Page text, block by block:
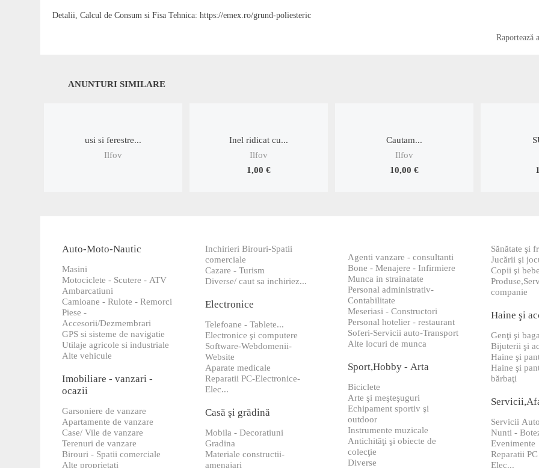
Detalii, Calcul de Consum si Fisa Tehnica: https://emex.ro/grund-poliesteric
Raportează
ANUNTURI SIMILARE
usi si ferestre...
Ilfov
Inel ridicat cu...
Ilfov
1,00 €
Cautam...
Ilfov
10,00 €
Auto-Moto-Nautic
Masini
Motociclete - Scutere - ATV
Ambarcatiuni
Camioane - Rulote - Remorci
Piese -
Accesorii/Dezmembrari
GPS si sisteme de navigatie
Utilaje agricole si industriale
Alte vehicule
Imobiliare - vanzari -
ocazii
Garsoniere de vanzare
Apartamente de vanzare
Case/ Vile de vanzare
Terenuri de vanzare
Birouri - Spatii comerciale
Alte proprietati
Inchirieri Birouri-Spatii
comerciale
Cazare - Turism
Diverse/ caut sa inchiriez...
Electronice
Telefoane - Tablete...
Electronice şi computere
Software-Webdomenii-
Website
Aparate medicale
Reparatii PC-Electronice-
Elec...
Casă şi grădină
Mobila - Decoratiuni
Gradina
Materiale constructii-
amenajari
Agenti vanzare - consultanti
Bone - Menajere - Infirmiere
Munca in strainatate
Personal administrativ-
Contabilitate
Meseriasi - Constructori
Personal hotelier - restaurant
Soferi-Servicii auto-Transport
Alte locuri de munca
Sport,Hobby - Arta
Biciclete
Arte şi meşteşuguri
Echipament sportiv şi
outdoor
Instrumente muzicale
Antichităţi şi obiecte de
colecţie
Diverse
Sănătate şi
Jucării şi
Copii şi
companie
Haine şi
Genţi şi
Bijuterii şi
Haine şi
Haine şi
bărbaţi
Servicii
Nunti -
Evenimente
Reparatii
Elec...